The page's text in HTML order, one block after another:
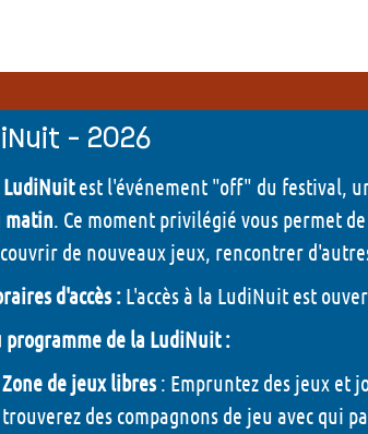
et Editeurs présents
du Prix LudiNord
- 2026
LudiNuitest l'événement "off" du festival,
matin. Ce moment privilégié vous permet
de nouveaux jeux, rencontrer
d'accès : L'accès à la LudiNuit est
programme de la LudiNuit :
Zone de jeux libres : Empruntez des jeux et
trouverez des compagnons de jeu avec qui